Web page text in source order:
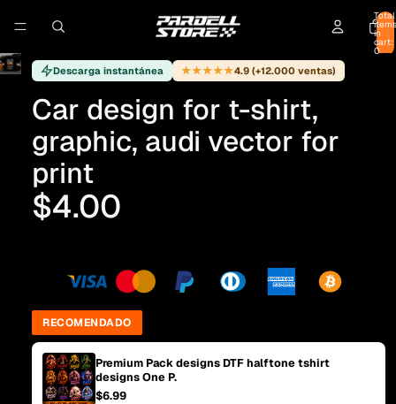
Total
items
in
cart:
0
Descarga instantánea ★★★★★4.9 (+12.000 ventas)
Car design for t-shirt,
graphic, audi vector for
print
$4.00
RECOMENDADO
Premium Pack designs DTF halftone tshirt
designs One P.
$6.99